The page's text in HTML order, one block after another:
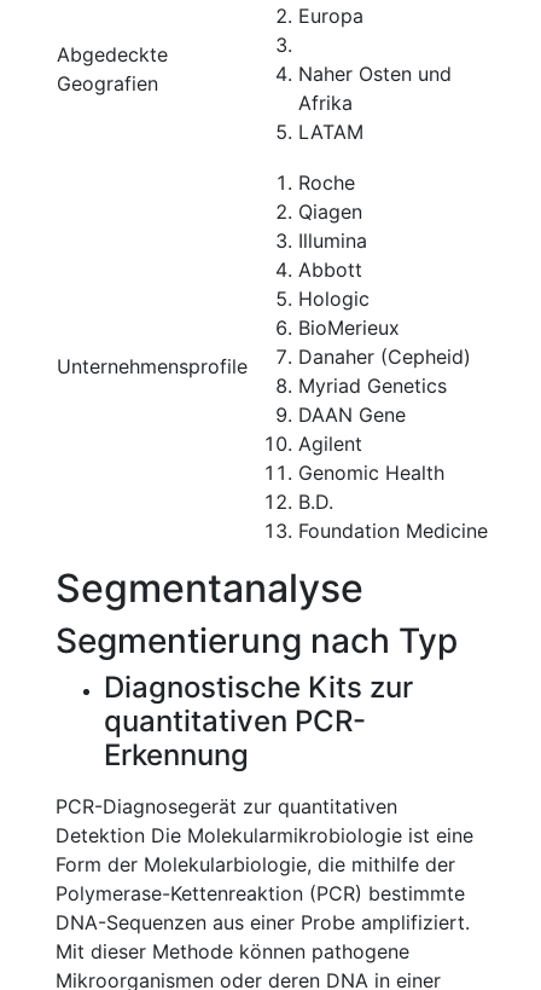
Abgedeckte
Geografien
Europa
Naher Osten und
Afrika
LATAM
Unternehmensprofile
Roche
Qiagen
Illumina
Abbott
Hologic
BioMerieux
Danaher (Cepheid)
Myriad Genetics
DAAN Gene
Agilent
Genomic Health
B.D.
Foundation Medicine
Segmentanalyse
Segmentierung nach Typ
Diagnostische Kits zur
quantitativen PCR-
Erkennung
PCR-Diagnosegerät zur quantitativen
Detektion Die Molekularmikrobiologie ist eine
Form der Molekularbiologie, die mithilfe der
Polymerase-Kettenreaktion (PCR) bestimmte
DNA-Sequenzen aus einer Probe amplifiziert.
Mit dieser Methode können pathogene
Mikroorganismen oder deren DNA in einer